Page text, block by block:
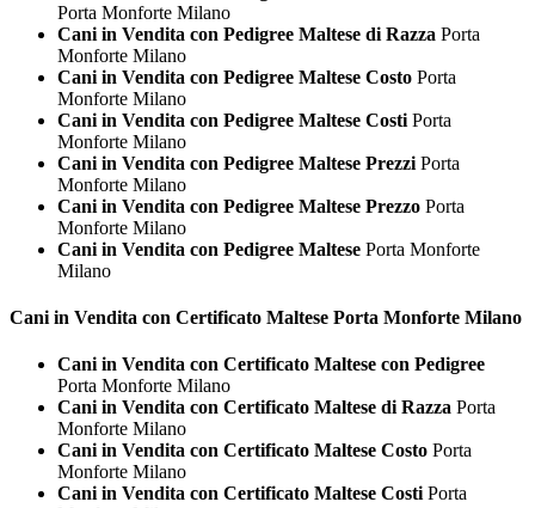
Porta Monforte Milano
Cani in Vendita con Pedigree Maltese di Razza Porta
Monforte Milano
Cani in Vendita con Pedigree Maltese Costo Porta
Monforte Milano
Cani in Vendita con Pedigree Maltese Costi Porta
Monforte Milano
Cani in Vendita con Pedigree Maltese Prezzi Porta
Monforte Milano
Cani in Vendita con Pedigree Maltese Prezzo Porta
Monforte Milano
Cani in Vendita con Pedigree Maltese Porta Monforte
Milano
Cani in Vendita con Certificato Maltese Porta Monforte Milano
Cani in Vendita con Certificato Maltese con Pedigree
Porta Monforte Milano
Cani in Vendita con Certificato Maltese di Razza Porta
Monforte Milano
Cani in Vendita con Certificato Maltese Costo Porta
Monforte Milano
Cani in Vendita con Certificato Maltese CostiPorta